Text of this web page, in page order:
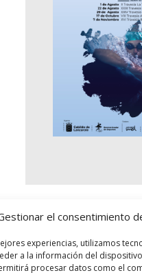
el consentimiento
experiencias, utilizamos
a la información del
procesar datos como el
logo SID